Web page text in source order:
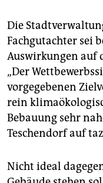
Die
Fachgutachter sei
Auswirkungen auf
„Der
vorgegebenen
rein
Bebauung sehr
Teschendorf auf
Nicht ideal